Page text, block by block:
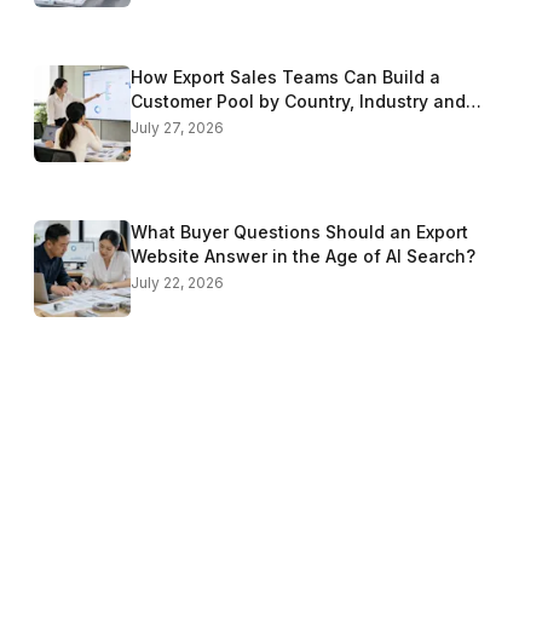
How Export Sales Teams Can Build a
Customer Pool by Country, Industry and
Buyer Role
July 27, 2026
What Buyer Questions Should an Export
Website Answer in the Age of AI Search?
July 22, 2026